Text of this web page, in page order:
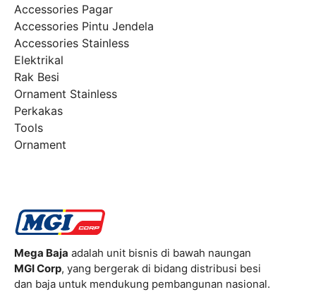
Accessories Pagar
Accessories Pintu Jendela
Accessories Stainless
Elektrikal
Rak Besi
Ornament Stainless
Perkakas
Tools
Ornament
Mega Baja adalah unit bisnis di bawah naungan
MGI Corp, yang bergerak di bidang distribusi besi
dan baja untuk mendukung pembangunan nasional.